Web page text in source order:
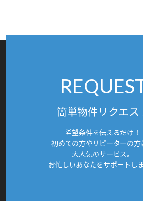
簡単物件リクエス
希望条件を伝えるだけ！
初めての方やリピーターの方
大人気のサービス。
お忙しいあなたをサポートしま